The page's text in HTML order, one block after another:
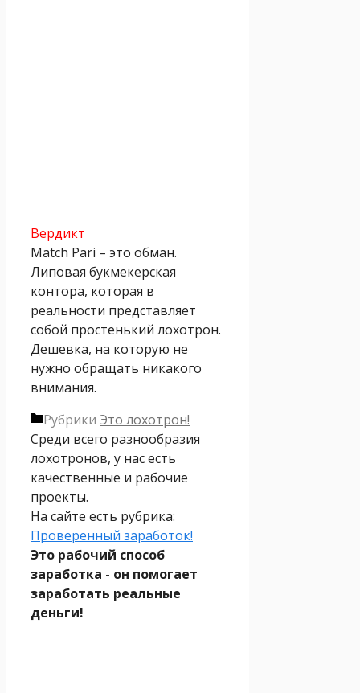
Вердикт
Match Pari – это обман.
Липовая букмекерская
контора, которая в
реальности представляет
собой простенький лохотрон.
Дешевка, на которую не
нужно обращать никакого
внимания.
Рубрики Это лохотрон!
Среди всего разнообразия
лохотронов, у нас есть
качественные и рабочие
проекты.
На сайте есть рубрика:
Проверенный заработок!
Это рабочий способ
заработка - он помогает
заработать реальные
деньги!